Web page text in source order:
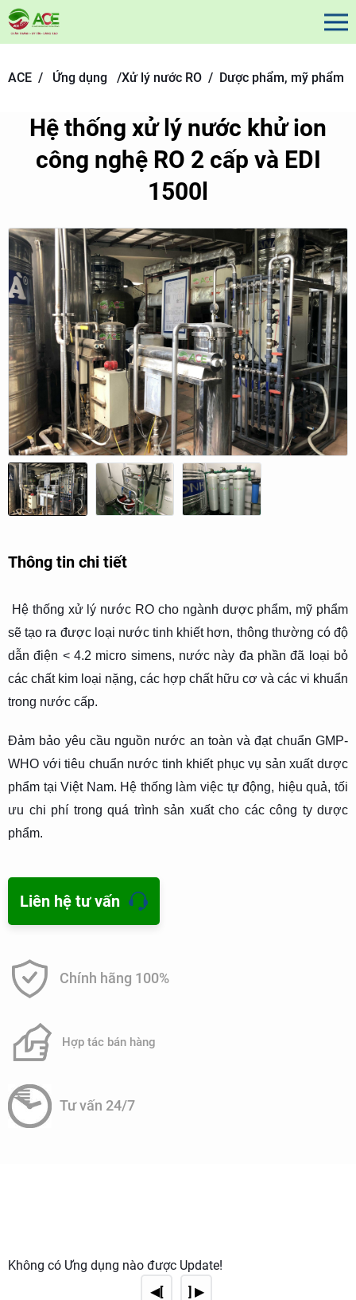
ACE / Ứng dụng /Xử lý nước RO / Dược phẩm, mỹ phẩm
Hệ thống xử lý nước khử ion
công nghệ RO 2 cấp và EDI
1500l
Thông tin chi tiết
Hệ thống xử lý nước RO cho ngành dược phẩm, mỹ phẩm
sẽ tạo ra được loại nước tinh khiết hơn, thông thường có độ
dẫn điện < 4.2 micro simens, nước này đa phần đã loại bỏ
các chất kim loại nặng, các hợp chất hữu cơ và các vi khuẩn
trong nước cấp.
Đảm bảo yêu cầu nguồn nước an toàn và đạt chuẩn GMP-
WHO với tiêu chuẩn nước tinh khiết phục vụ sản xuất dược
phẩm tại Việt Nam. Hệ thống làm việc tự động, hiệu quả, tối
ưu chi phí trong quá trình sản xuất cho các công ty dược
phẩm.
Liên hệ tư vấn
Chính hãng 100%
Hợp tác bán hàng
Tư vấn 24/7
Không có Ứng dụng nào được Update!
◀[
] ▶